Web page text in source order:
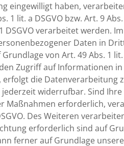
eingewilligt haben,
1 lit. a DSGVO bzw. Art. 9
DSGVO verarbeitet werden.
Daten in
von Art. 49 Abs. 1 lit.
Zugriff auf Informationen in
die Datenverarbeitung
jederzeit widerrufbar. Sind
Maßnahmen erforderlich,
Des Weiteren
erforderlich sind auf
ferner auf Grundlage